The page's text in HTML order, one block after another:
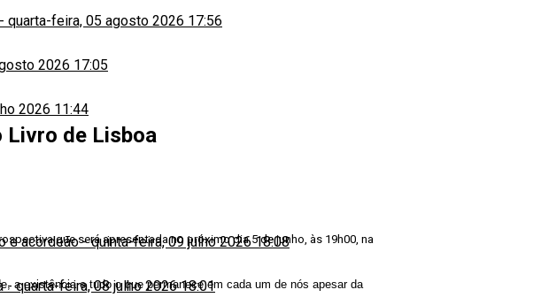
- quarta-feira, 05 agosto 2026 17:56
2026 17:05
2026 11:44
e acordeão-quinta-feira, 09 julho 2026 18:08
-quarta-feira, 08 julho 2026 18:01
Livro de Lisboa
que será apresentada no próximo dia 5 de junho, às 19h00, na
a existência e tudo o que permanece em cada um de nós apesar da